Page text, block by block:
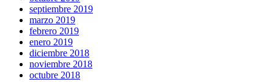
septiembre 2019
marzo 2019
febrero 2019
enero 2019
diciembre 2018
noviembre 2018
octubre 2018